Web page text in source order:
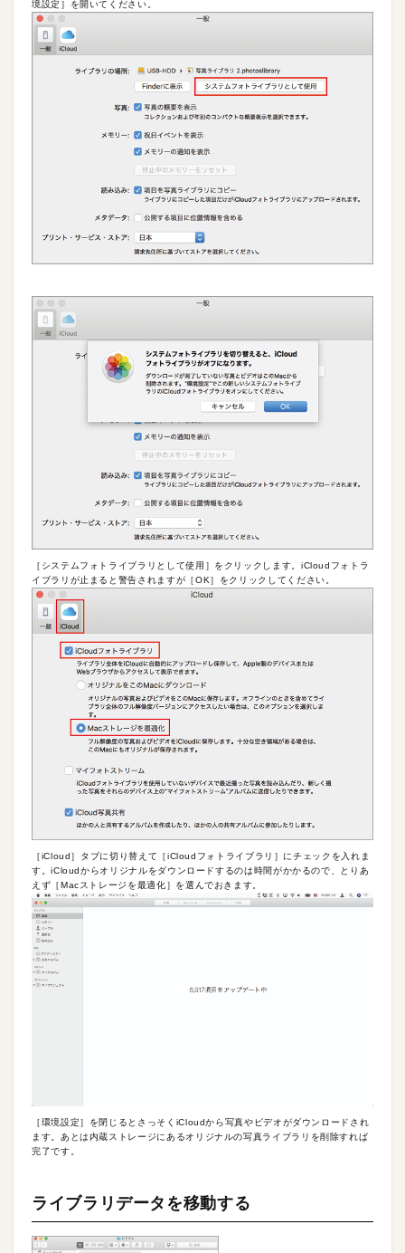
境設定］を開いてください。
［システムフォトライブラリとして使用］をクリックします。iCloudフォトラ
イブラリが止まると警告されますが［OK］をクリックしてください。
［iCloud］タブに切り替えて［iCloudフォトライブラリ］にチェックを入れま
す。iCloudからオリジナルをダウンロードするのは時間がかかるので、とりあ
えず［Macストレージを最適化］を選んでおきます。
［環境設定］を閉じるとさっそくiCloudから写真やビデオがダウンロードされ
ます。あとは内蔵ストレージにあるオリジナルの写真ライブラリを削除すれば
完了です。
ライブラリデータを移動する